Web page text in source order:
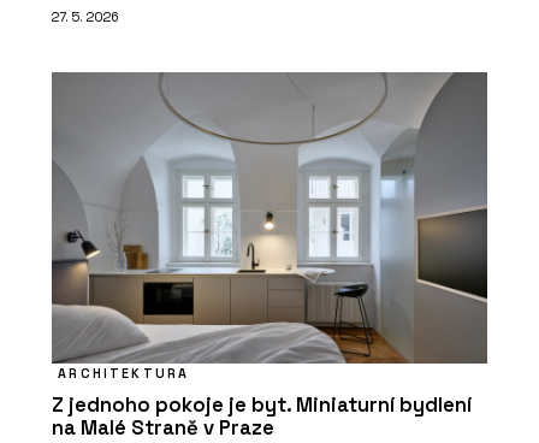
27. 5. 2026
ARCHITEKTURA
Z jednoho pokoje je byt. Miniaturní bydlení
na Malé Straně v Praze